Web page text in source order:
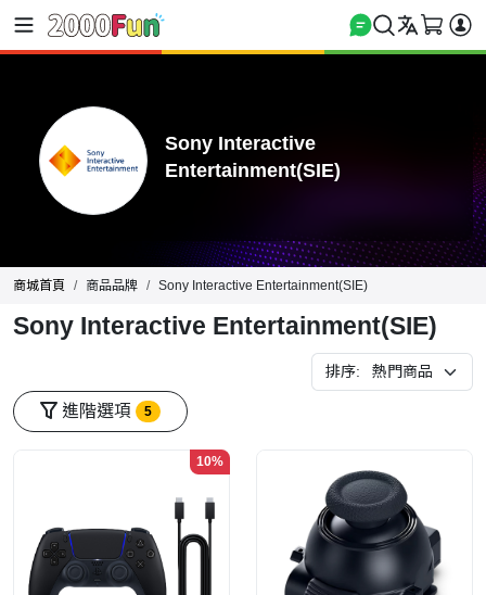
Sony Interactive
Entertainment(SIE)
商城首頁 商品品牌 Sony Interactive Entertainment(SIE)
Sony Interactive Entertainment(SIE)
排序:
進階選項 5
10%